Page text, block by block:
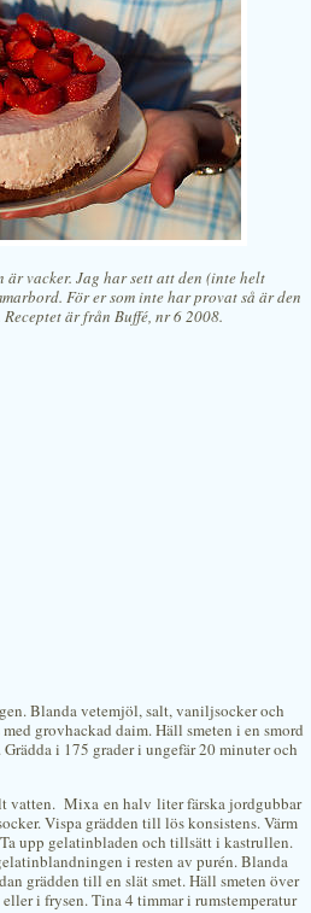
vacker. Jag har sett att den (inte helt
För er som inte har provat så är den
är från Buffé, nr 6 2008.
Blanda vetemjöl, salt, vaniljsocker och
grovhackad daim. Häll smeten i en smord
i 175 grader i ungefär 20 minuter och
vatten. Mixa en halv liter färska jordgubbar
Vispa grädden till lös konsistens. Värm
upp gelatinbladen och tillsätt i kastrullen.
i resten av purén. Blanda
grädden till en slät smet. Häll smeten över
i frysen. Tina 4 timmar i rumstemperatur